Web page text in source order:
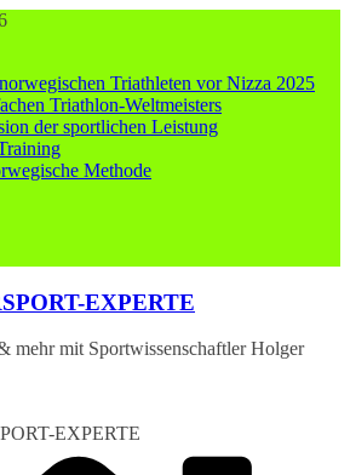
Triathleten vor Nizza 2025
Triathlon-Weltmeisters
der sportlichen Leistung
Methode
EXPERTE
mehr mit Sportwissenschaftler Holger